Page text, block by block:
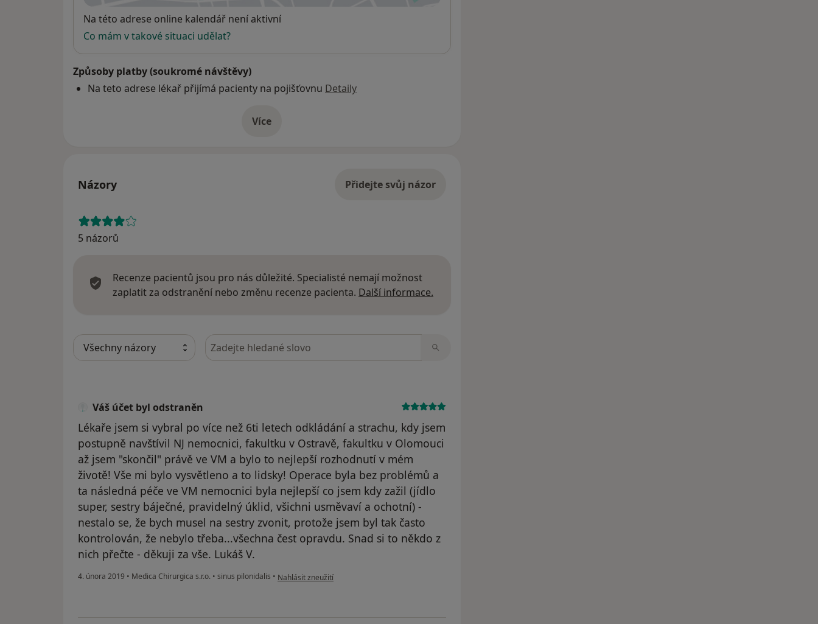
Dostupnost
Na této adrese online kalendář není aktivní
Co mám v takové situaci udělat?
Způsoby platby (soukromé návštěvy)
Na teto adrese lékař přijímá pacienty na pojišťovnu Detaily
Víceo adrese
Názory Přidejte svůj názor
5 názorů
Recenze pacientů jsou pro nás důležité. Specialisté nemají možnost
zaplatit za odstranění nebo změnu recenze pacienta. Další informace.
Hledejte v názorech
Váš účet byl odstraněn
Lékaře jsem si vybral po více než 6ti letech odkládání a strachu, kdy jsem
postupně navštívil NJ nemocnici, fakultku v Ostravě, fakultku v Olomouci
až jsem "skončil" právě ve VM a bylo to nejlepší rozhodnutí v mém
životě! Vše mi bylo vysvětleno a to lidsky! Operace byla bez problémů a
ta následná péče ve VM nemocnici byla nejlepší co jsem kdy zažil (jídlo
super, sestry báječné, pravidelný úklid, všichni usměvaví a ochotní) -
nestalo se, že bych musel na sestry zvonit, protože jsem byl tak často
kontrolován, že nebylo třeba...všechna čest opravdu. Snad si to někdo z
nich přečte - děkuji za vše. Lukáš V.
4. února 2019 • Medica Chirurgica s.r.o. • sinus pilonidalis • podle názoru uživatele Váš účet byl odstraněn
Nahlásit zneužití